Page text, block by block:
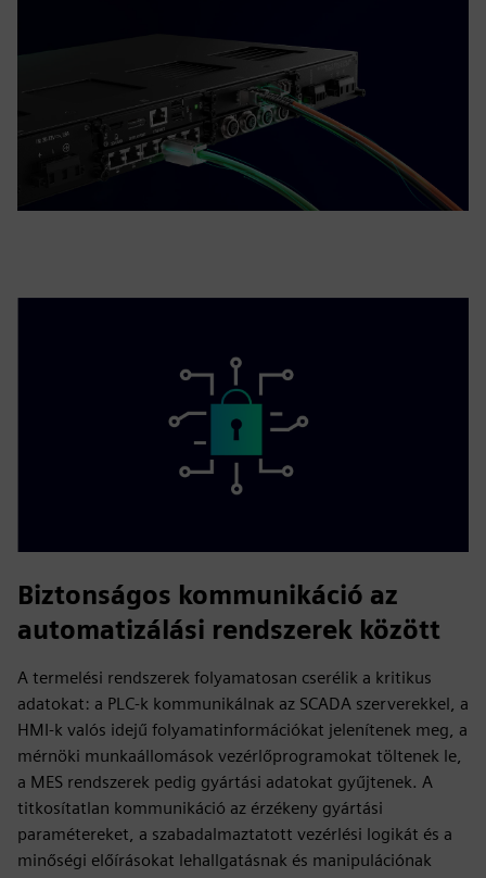
Biztonságos kommunikáció az
automatizálási rendszerek között
A termelési rendszerek folyamatosan cserélik a kritikus
adatokat: a PLC-k kommunikálnak az SCADA szerverekkel, a
HMI-k valós idejű folyamatinformációkat jelenítenek meg, a
mérnöki munkaállomások vezérlőprogramokat töltenek le,
a MES rendszerek pedig gyártási adatokat gyűjtenek. A
titkosítatlan kommunikáció az érzékeny gyártási
paramétereket, a szabadalmaztatott vezérlési logikát és a
minőségi előírásokat lehallgatásnak és manipulációnak